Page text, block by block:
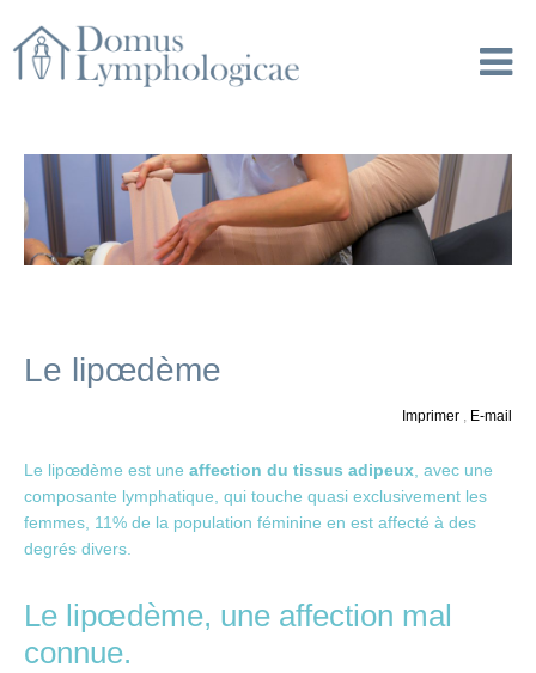
Le lipœdème
Imprimer E-mail
Le lipœdème est une affection du tissus adipeux , avec une
composante lymphatique, qui touche quasi exclusivement les
femmes, 11% de la population féminine en est affecté à des
degrés divers.
Le lipœdème, une affection mal
connue.